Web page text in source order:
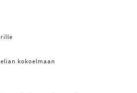
kokoelmaan